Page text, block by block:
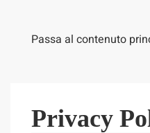
Passa al contenuto
Privacy